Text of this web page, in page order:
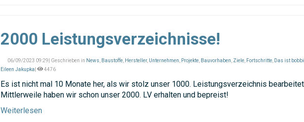
2000 Leistungsverzeichnisse!
06/09/2023 09:29| Geschrieben in News Baustoffe Hersteller, Unternehmen Projekte Bauvorhaben Ziele Fortschritte Das ist
Eileen Jakupka
4476
Es ist nicht mal 10 Monate her, als wir stolz unser 1000. Leistungsverzeichnis bearbeitet
Mittlerweile haben wir schon unser 2000. LV erhalten und bepreist!
Weiterlesen